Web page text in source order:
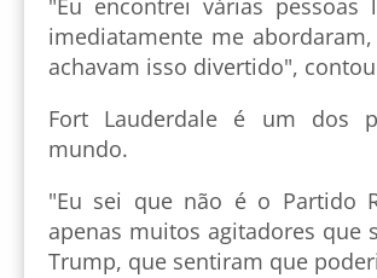
"Eu encontrei várias
imediatamente me
achavam isso divertido",
Fort Lauderdale é um dos
mundo.
"Eu sei que não é o Partido
apenas muitos agitadores que
Trump, que sentiram que